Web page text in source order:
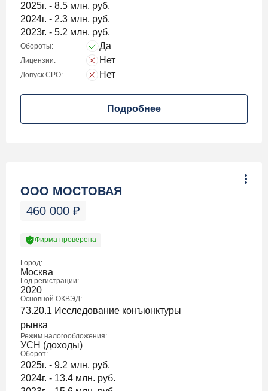
2025г. - 8.5 млн. руб.
2024г. - 2.3 млн. руб.
2023г. - 5.2 млн. руб.
Обороты: Да
Лицензии: Нет
Допуск СРО: Нет
Подробнее
ООО МОСТОВАЯ
460 000 ₽
Фирма проверена
Город:
Москва
Год регистрации:
2020
Основной ОКВЭД:
73.20.1 Исследование конъюнктуры
рынка
Режим налогообложения:
УСН (доходы)
Оборот:
2025г. - 9.2 млн. руб.
2024г. - 13.4 млн. руб.